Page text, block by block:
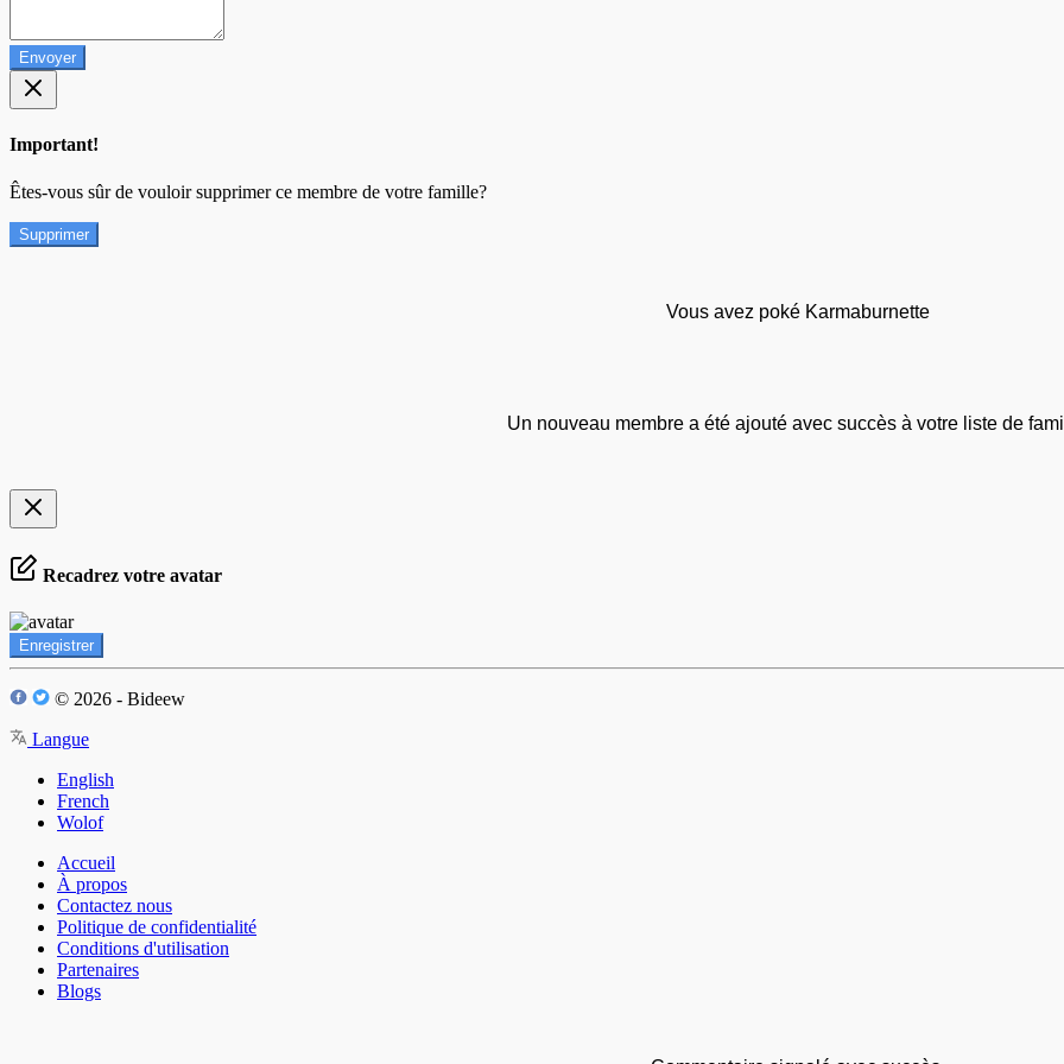
Envoyer
Important!
Êtes-vous sûr de vouloir supprimer ce membre de votre famille?
Supprimer
Vous avez poké Karmaburnette
Un nouveau membre a été ajouté avec succès à votre liste de
Recadrez votre avatar
Enregistrer
© 2026 - Bideew
Langue
English
French
Wolof
Accueil
À propos
Contactez nous
Politique de confidentialité
Conditions d'utilisation
Partenaires
Blogs